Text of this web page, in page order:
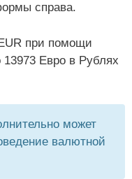
справа.
при помощи
13973 Евро в Рублях
может
валютной